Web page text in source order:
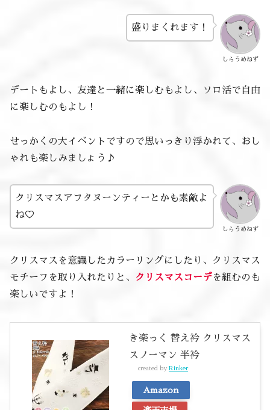
しらうめねず
盛りまくれます！
デートもよし、友達と一緒に楽しむもよし、ソロ活で自由
に楽しむのもよし！
せっかくの大イベントですので思いっきり浮かれて、おし
ゃれも楽しみましょう♪
しらうめねず
クリスマスアフタヌーンティーとかも素敵よ
ね♡
クリスマスを意識したカラーリングにしたり、クリスマス
モチーフを取り入れたりと、
クリスマスコーデ を組むのも
楽しいですよ！
き楽っく 替え衿 クリスマス
スノーマン 半衿
created by Rinker
Amazon